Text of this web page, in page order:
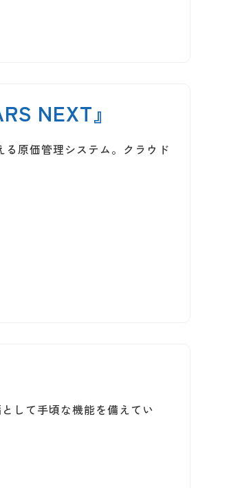
NEXT』
原価管理システム。クラウド
して手頃な機能を備えてい